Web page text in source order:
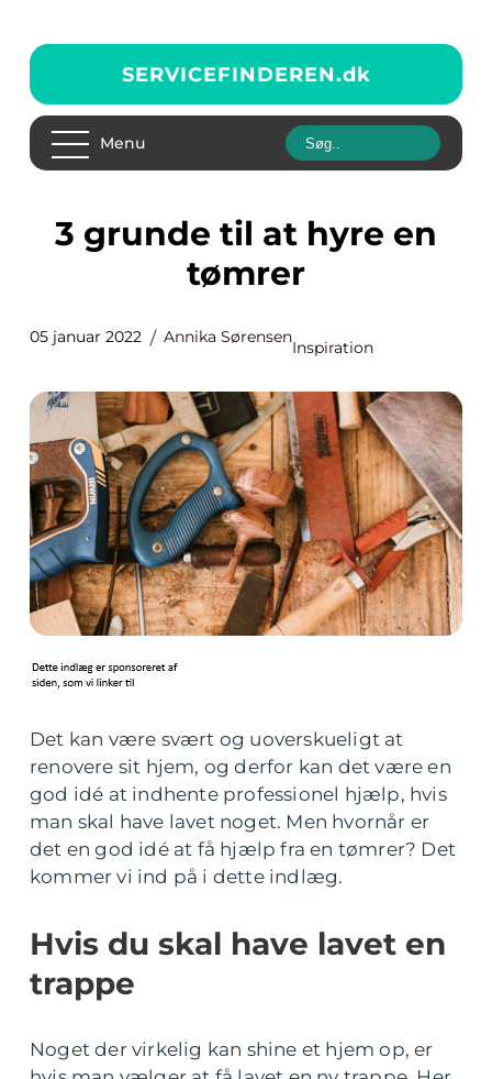
SERVICEFINDEREN.dk
Menu
3 grunde til at hyre en
tømrer
05 januar 2022 Annika Sørensen
Inspiration
Det kan være svært og uoverskueligt at
renovere sit hjem, og derfor kan det være en
god idé at indhente professionel hjælp, hvis
man skal have lavet noget. Men hvornår er
det en god idé at få hjælp fra en tømrer? Det
kommer vi ind på i dette indlæg.
Hvis du skal have lavet en
trappe
Noget der virkelig kan shine et hjem op, er